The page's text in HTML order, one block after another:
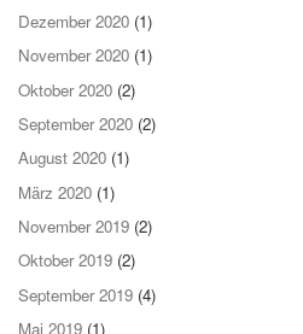
Dezember 2020 (1)
November 2020 (1)
Oktober 2020 (2)
September 2020 (2)
August 2020 (1)
März 2020 (1)
November 2019 (2)
Oktober 2019 (2)
September 2019 (4)
Mai 2019 (1)